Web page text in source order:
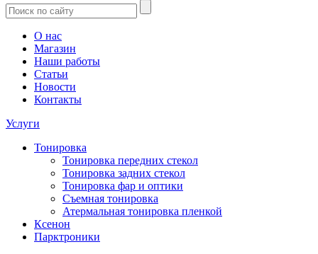
О нас
Магазин
Наши работы
Статьи
Новости
Контакты
Услуги
Тонировка
Тонировка передних стекол
Тонировка задних стекол
Тонировка фар и оптики
Съемная тонировка
Атермальная тонировка пленкой
Ксенон
Парктроники